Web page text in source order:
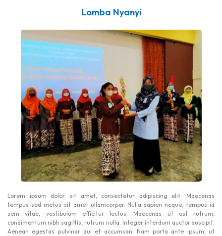
Lomba Nyanyi
Lorem ipsum dolor sit amet, consectetur adipiscing elit. Maecenas
tempus sed metus sit amet ullamcorper. Nulla sapien neque, tempus id
sem vitae, vestibulum efficitur lectus. Maecenas ut est rutrum,
condimentum nibh sagittis, rutrum nulla. Integer interdum auctor suscipit.
Aenean egestas pulvinar dui et accumsan. Nam porta ante ipsum, ut